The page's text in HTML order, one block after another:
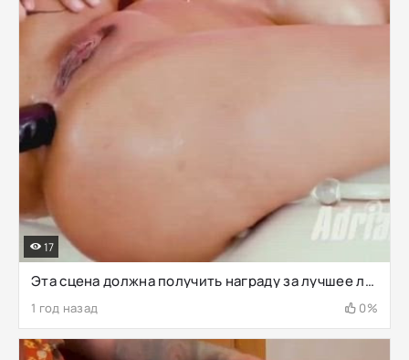
Эта сцена должна получить награду за лучшее лесбийское порно 2019 года. Бесплатная ссылка ниже.
1 год назад 0%
17